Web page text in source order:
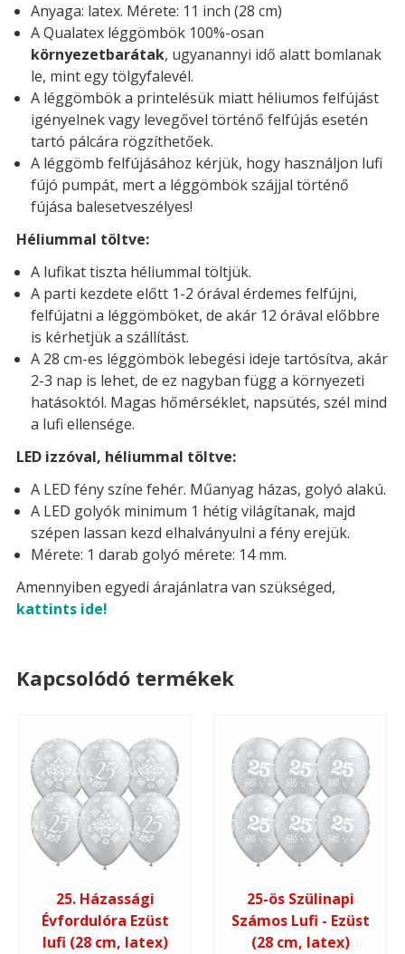
Anyaga: latex. Mérete: 11 inch (28 cm)
A Qualatex léggömbök 100%-osan
környezetbarátak, ugyanannyi idő alatt bomlanak
le, mint egy tölgyfalevél.
A léggömbök a printelésük miatt héliumos felfújást
igényelnek vagy levegővel történő felfújás esetén
tartó pálcára rögzíthetőek.
A léggömb felfújásához kérjük, hogy használjon lufi
fújó pumpát, mert a léggömbök szájjal történő
fújása balesetveszélyes!
Héliummal töltve:
A lufikat tiszta héliummal töltjük.
A parti kezdete előtt 1-2 órával érdemes felfújni,
felfújatni a léggömböket, de akár 12 órával előbbre
is kérhetjük a szállítást.
A 28 cm-es léggömbök lebegési ideje tartósítva, akár
2-3 nap is lehet, de ez nagyban függ a környezeti
hatásoktól. Magas hőmérséklet, napsütés, szél mind
a lufi ellensége.
LED izzóval, héliummal töltve:
A LED fény színe fehér. Műanyag házas, golyó alakú.
A LED golyók minimum 1 hétig világítanak, majd
szépen lassan kezd elhalványulni a fény erejük.
Mérete: 1 darab golyó mérete: 14 mm.
Amennyiben egyedi árajánlatra van szükséged,
kattints ide!
Kapcsolódó termékek
25. Házassági
Évfordulóra Ezüst
lufi (28 cm, latex)
25-ös Szülinapi
Számos Lufi - Ezüst
(28 cm, latex)